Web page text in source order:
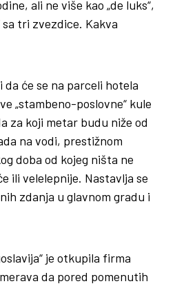
ali ne više kao „de luks“,
sa tri zvezdice. Kakva
da će se na parceli hotela
„stambeno-poslovne“ kule
za koji metar budu niže od
na vodi, prestižnom
doba od kojeg ništa ne
ili velelepnije. Nastavlja se
zdanja u glavnom gradu i
je otkupila firma
da pored pomenutih